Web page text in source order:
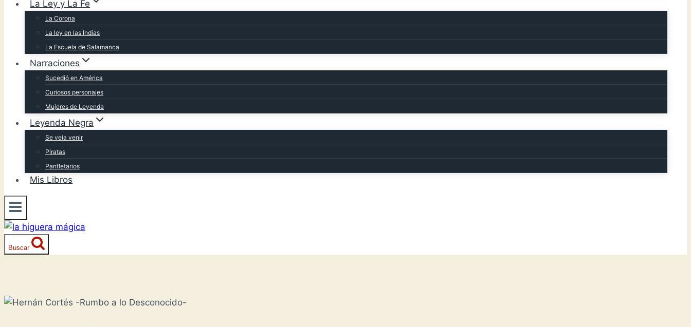
La Ley y La Fe
La Corona
La ley en las Indias
La Escuela de Salamanca
Narraciones
Sucedió en América
Curiosos personajes
Mujeres de Leyenda
Leyenda Negra
Se veía venir
Piratas
Panfletarios
Mis Libros
Buscar